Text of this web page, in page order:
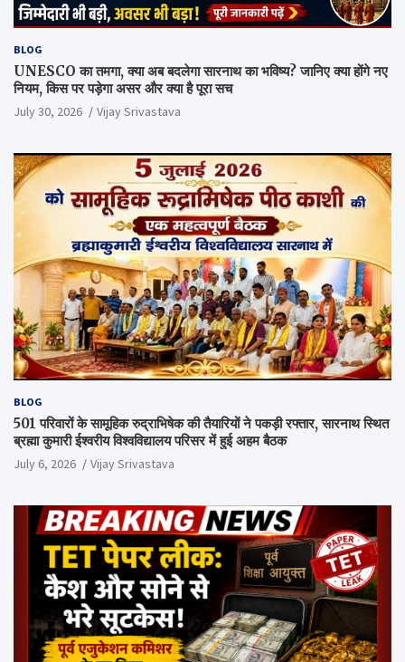
BLOG
UNESCO का तमगा, क्या अब बदलेगा सारनाथ का भविष्य? जानिए क्या होंगे नए
नियम, किस पर पड़ेगा असर और क्या है पूरा सच
July 30, 2026 Vijay Srivastava
BLOG
501 परिवारों के सामूहिक रुद्राभिषेक की तैयारियों ने पकड़ी रफ्तार, सारनाथ स्थित
ब्रह्मा कुमारी ईश्वरीय विश्वविद्यालय परिसर में हुई अहम बैठक
July 6, 2026 Vijay Srivastava